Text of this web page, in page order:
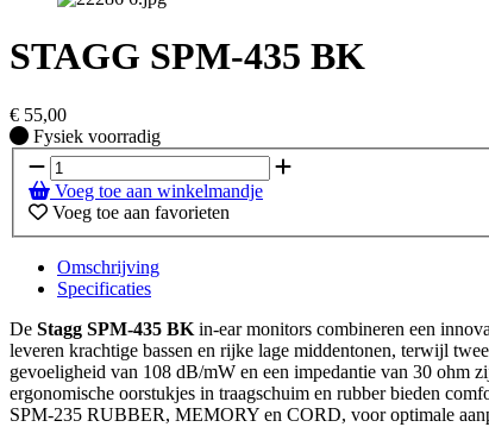
STAGG SPM-435 BK
€ 55,00
Fysiek voorradig
Fysiek voorradig
Voeg toe aan winkelmandje
Voeg toe aan favorieten
Omschrijving
Specificaties
De Stagg SPM-435 BKin-ear monitors combineren een
leveren krachtige bassen en rijke lage middentonen, terwijl
gevoeligheid van 108 dB/mW en een impedantie van 30 ohm
ergonomische oorstukjes in traagschuim en rubber bieden
SPM-235 RUBBER, MEMORY en CORD, voor optimale